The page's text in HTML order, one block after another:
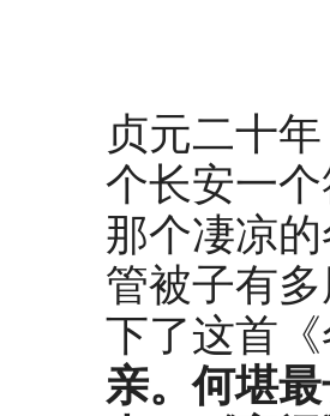
贞元二十
个长安一
那个凄凉
管被子有
下了这首
亲。何堪